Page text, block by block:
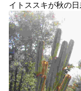
イトススキが秋の